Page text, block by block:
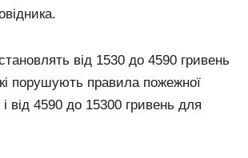
від 1530 до 4590 гривень
порушують правила пожежної
від 4590 до 15300 гривень для